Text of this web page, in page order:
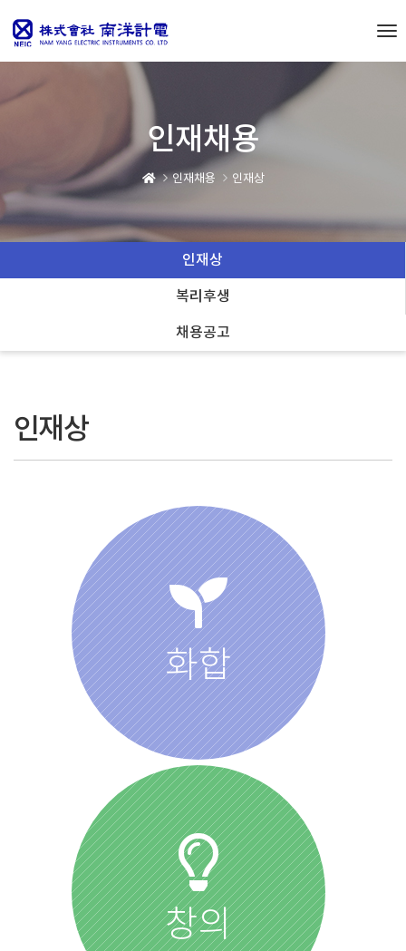
인재채용
인재채용 인재상
인재상
복리후생
채용공고
인재상
화합
창의